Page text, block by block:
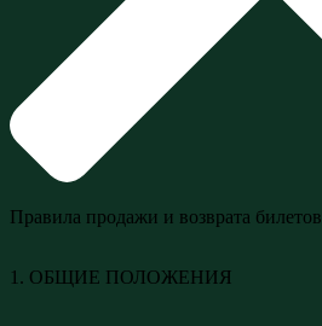
Правила продажи и возврата билетов
1. ОБЩИЕ ПОЛОЖЕНИЯ